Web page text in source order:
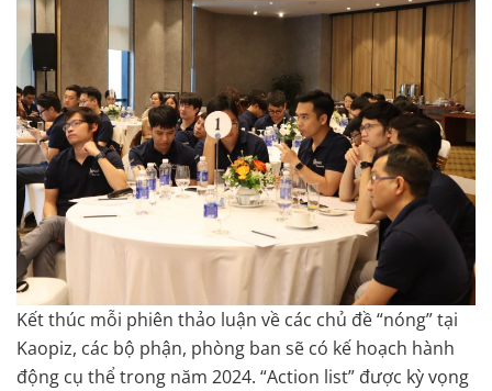
Kết thúc mỗi phiên thảo luận về các chủ đề “nóng” tại
Kaopiz, các bộ phận, phòng ban sẽ có kế hoạch hành
động cụ thể trong năm 2024. “Action list” được kỳ vọng